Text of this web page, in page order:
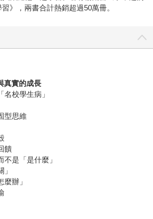
》，兩書合計熱銷超過50萬冊。
真實的成長
校學生病」
型思維
饋
是「是什麼」
辦」